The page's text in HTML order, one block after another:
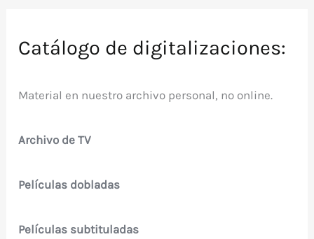
Catálogo de digitalizaciones:
Material en nuestro archivo personal, no online.
Archivo de TV
Películas dobladas
Películas subtituladas